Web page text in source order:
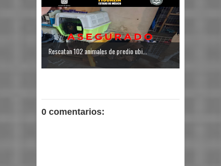
Rescatan 102 animales de predio ubi...
0 comentarios: